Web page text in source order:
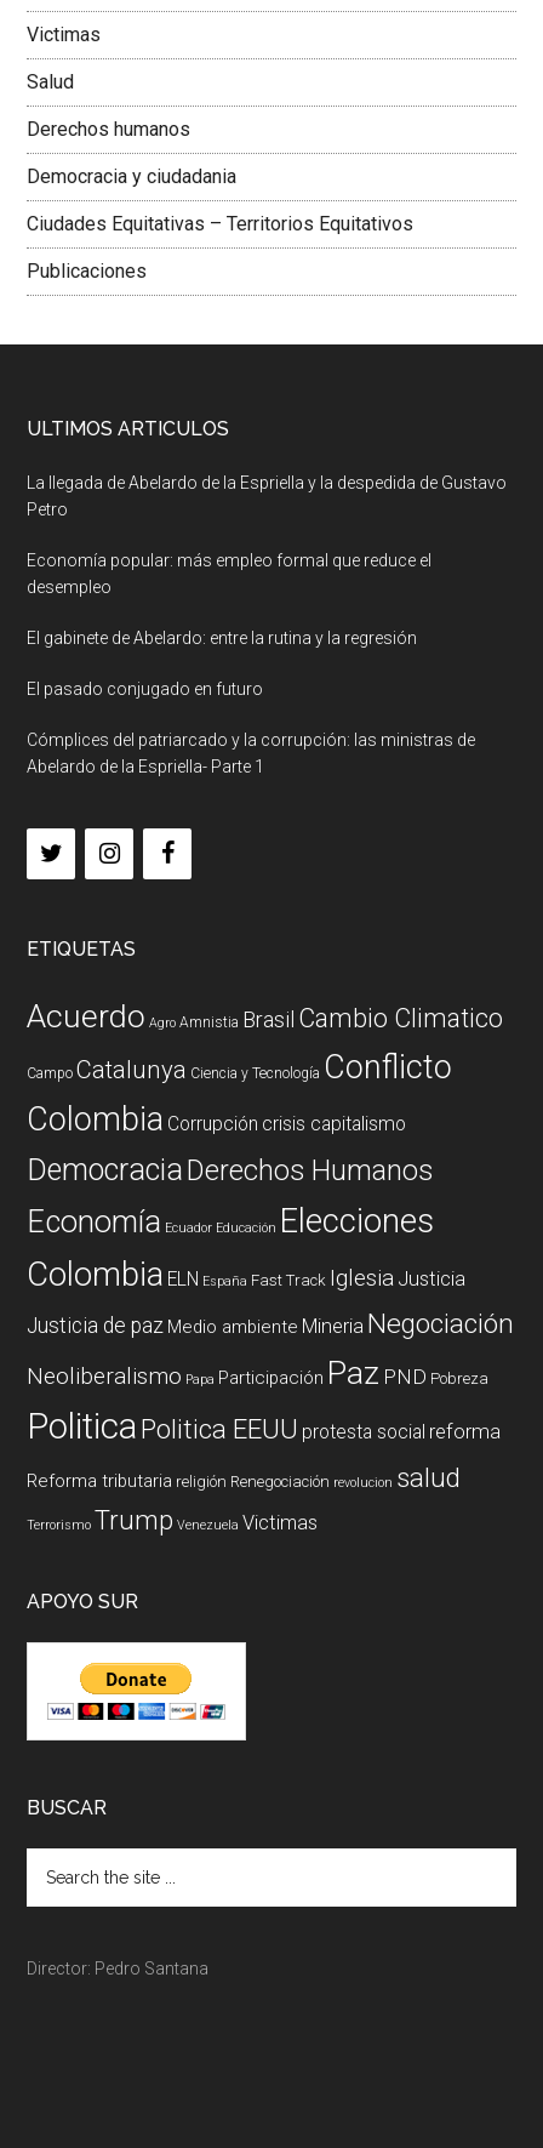
Victimas
Salud
Derechos humanos
Democracia y ciudadania
Ciudades Equitativas – Territorios Equitativos
Publicaciones
ULTIMOS ARTICULOS
La llegada de Abelardo de la Espriella y la despedida de Gustavo
Petro
Economía popular: más empleo formal que reduce el
desempleo
El gabinete de Abelardo: entre la rutina y la regresión
El pasado conjugado en futuro
Cómplices del patriarcado y la corrupción: las ministras de
Abelardo de la Espriella- Parte 1
ETIQUETAS
Acuerdo Agro Amnistia Brasil Cambio Climatico
Campo Catalunya Ciencia y Tecnología Conflicto
Colombia Corrupción crisis capitalismo
DemocraciaDerechos Humanos
Economía Ecuador Educación Elecciones
Colombia ELN España Fast Track Iglesia Justicia
Justicia de paz Medio ambiente Mineria Negociación
Neoliberalismo Papa Participación Paz PND Pobreza
PoliticaPolitica EEUU protesta social reforma
Reforma tributaria religión Renegociación revolucion salud
Terrorismo Trump Venezuela Victimas
APOYO SUR
BUSCAR
Director: Pedro Santana